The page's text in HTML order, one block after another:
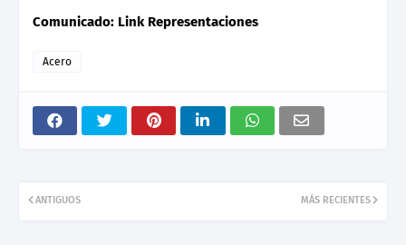
Comunicado: Link Representaciones
Acero
MÁS RECIENTES
ANTIGUOS